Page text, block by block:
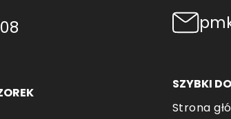
SZYBKI
Strona